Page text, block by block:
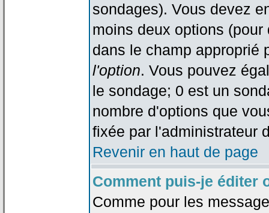
sondages). Vous devez
moins deux options
dans le champ
l'option. Vous pouvez
le sondage; 0 est un
nombre d'options que
fixée par l'administrateur
Revenir en haut de page
Comment puis-je éditer
Comme pour les